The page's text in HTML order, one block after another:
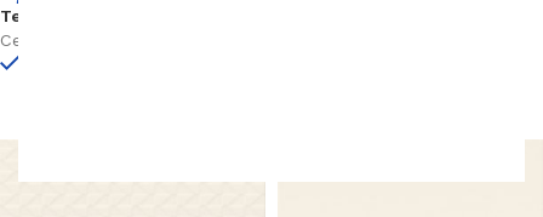
Termékkód:
Cersanit/WD942-013